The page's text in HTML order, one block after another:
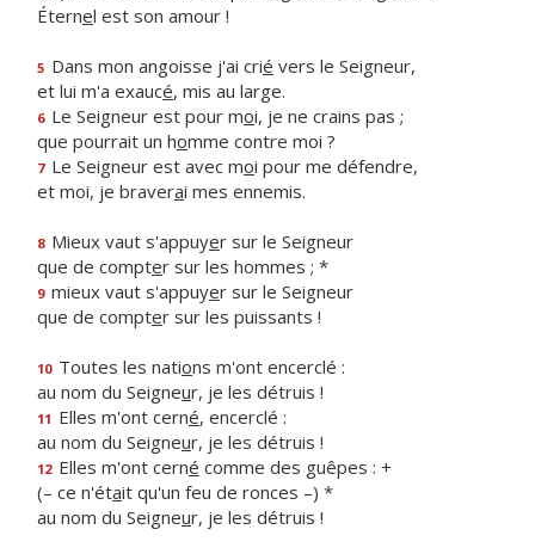
Éternel est son amour !
5 Dans mon angoisse j'ai crié vers le Seigneur,
et lui m'a exaucé, mis au large.
6 Le Seigneur est pour moi, je ne crains pas ;
que pourrait un homme contre moi ?
7 Le Seigneur est avec moi pour me défendre,
et moi, je braverai mes ennemis.
8 Mieux vaut s'appuyer sur le Seigneur
que de compter sur les hommes ; *
9 mieux vaut s'appuyer sur le Seigneur
que de compter sur les puissants !
10 Toutes les nations m'ont encerclé :
au nom du Seigneur, je les détruis !
11 Elles m'ont cerné, encerclé :
au nom du Seigneur, je les détruis !
12 Elles m'ont cerné comme des guêpes : +
(– ce n'était qu'un feu de ronces –) *
au nom du Seigneur, je les détruis !